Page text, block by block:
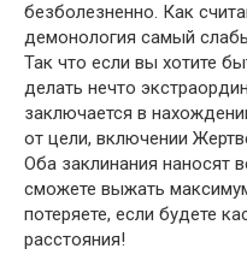
безболезненно. Как
демонология самый
Так что если вы хотите
делать нечто
заключается в
от цели, включении
Оба заклинания наносят
сможете выжать
потеряете, если будете
расстояния!